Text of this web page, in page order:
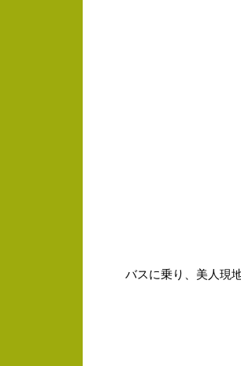
バスに乗り、美人現